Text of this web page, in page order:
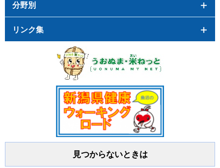
分野別
リンク集
見つからないときは